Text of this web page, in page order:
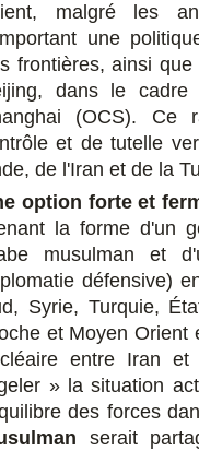
malgré les
une
frontières, ainsi
dans le cadre
(OCS). Ce
et de tutelle
de l'Iran et de la
option forte et
la forme d'un
musulman et
défensive)
Syrie, Turquie,
et Moyen Orient
entre Iran et
» la situation
des forces
serait